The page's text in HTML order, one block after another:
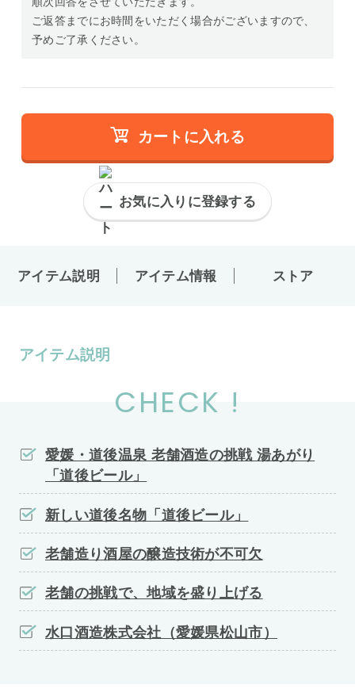
ご返答までにお時間をいただく場合がございますので、
予めご了承ください。
カートに入れる
お気に入りに登録する
アイテム説明 アイテム情報 ストア
アイテム説明
CHECK !
愛媛・道後温泉 老舗酒造の挑戦 湯あがり
「道後ビール」
新しい道後名物「道後ビール」
老舗造り酒屋の醸造技術が不可欠
老舗の挑戦で、地域を盛り上げる
水口酒造株式会社（愛媛県松山市）